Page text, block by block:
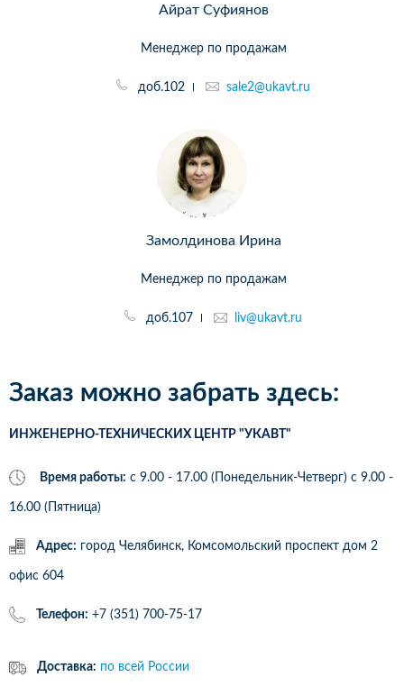
Айрат Суфиянов
Менеджер по продажам
доб.102 sale2@ukavt.ru
Замолдинова Ирина
Менеджер по продажам
доб.107 liv@ukavt.ru
Заказ можно забрать здесь:
ИНЖЕНЕРНО-ТЕХНИЧЕСКИХ ЦЕНТР "УКАВТ"
Время работы: с 9.00 - 17.00 (Понедельник-Четверг) c 9.00 -
16.00 (Пятница)
Адрес: город Челябинск, Комсомольский проспект дом 2
офис 604
Телефон: +7 (351) 700-75-17
Доставка: по всей России